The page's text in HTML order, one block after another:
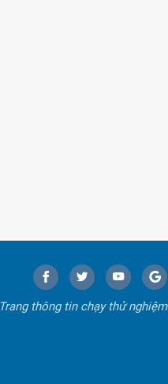
Trang thông tin chạy thử nghiệm